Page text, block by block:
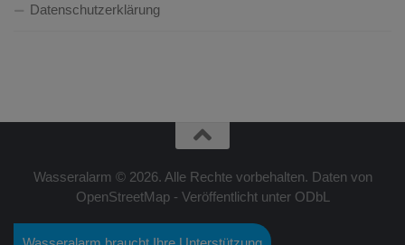
Datenschutzerklärung
Wasseralarm © 2026. Alle Rechte vorbehalten. Daten von
OpenStreetMap - Veröffentlicht unter ODbL